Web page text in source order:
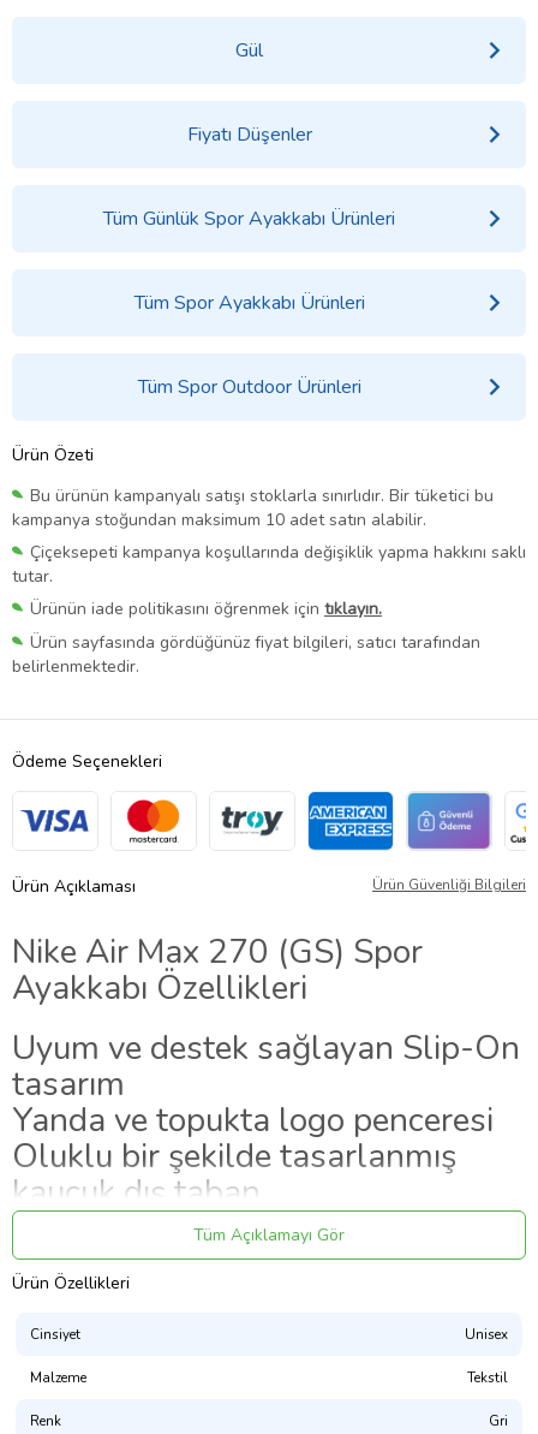
Gül
Fiyatı Düşenler
Tüm Günlük Spor Ayakkabı Ürünleri
Tüm Spor Ayakkabı Ürünleri
Tüm Spor Outdoor Ürünleri
Ürün Özeti
Bu ürünün kampanyalı satışı stoklarla sınırlıdır. Bir tüketici bu
kampanya stoğundan maksimum 10 adet satın alabilir.
Çiçeksepeti kampanya koşullarında değişiklik yapma hakkını saklı
tutar.
Ürünün iade politikasını öğrenmek için tıklayın.
Ürün sayfasında gördüğünüz fiyat bilgileri, satıcı tarafından
belirlenmektedir.
Ödeme Seçenekleri
Ürün Açıklaması Ürün Güvenliği Bilgileri
Nike Air Max 270 (GS) Spor
Ayakkabı Özellikleri
Uyum ve destek sağlayan Slip-On
tasarım
Yanda ve topukta logo penceresi
Oluklu bir şekilde tasarlanmış
kauçuk dış taban
Pratik ve kolay kullanım sunan
bağcık sistemi
Dilde ve topukta bulunan dolgu
malzemeler
Konfor ve rahatlık sunan Air Max
birimleri
Tüm Açıklamayı Gör
Ürün Özellikleri
Cinsiyet Unisex
Malzeme Tekstil
Renk Gri